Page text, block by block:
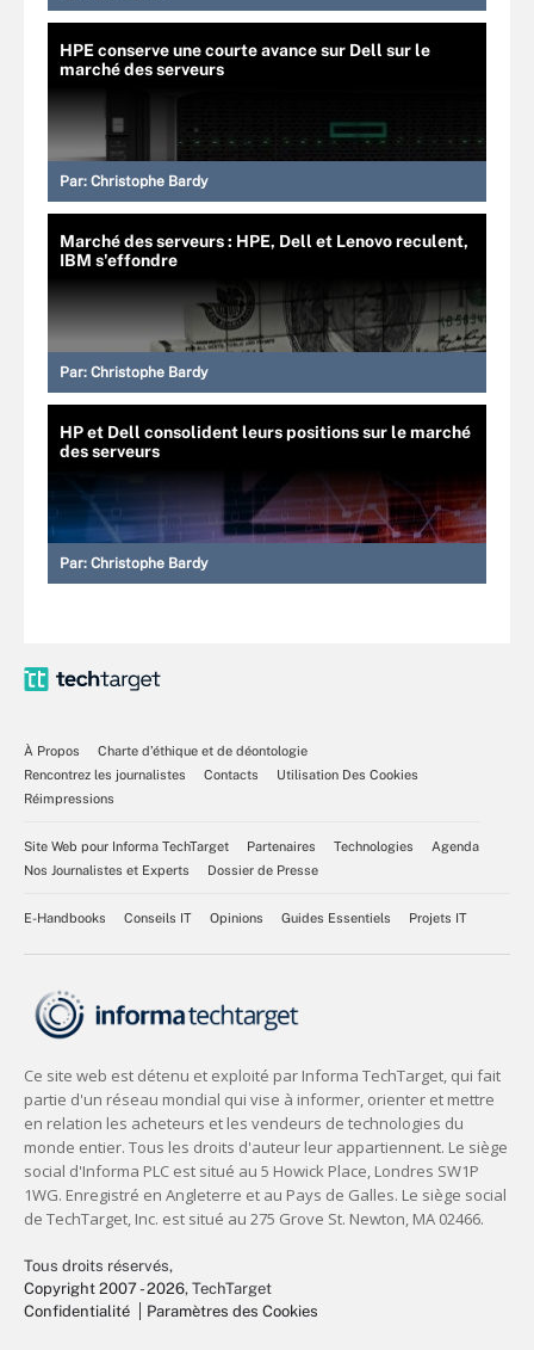
HPE conserve une courte avance sur Dell sur le
marché des serveurs
Par: Christophe Bardy
Marché des serveurs : HPE, Dell et Lenovo reculent,
IBM s'effondre
Par: Christophe Bardy
HP et Dell consolident leurs positions sur le marché
des serveurs
Par: Christophe Bardy
À Propos
Charte d’éthique et de déontologie
Rencontrez les journalistes
Contacts
Utilisation Des Cookies
Réimpressions
Site Web pour Informa TechTarget Partenaires Technologies
Agenda
Nos Journalistes et Experts
Dossier de Presse
E-Handbooks Conseils IT Opinions Guides Essentiels Projets IT
Tous droits réservés,
Copyright 2007 - 2026, TechTarget
Confidentialité
Paramètres des Cookies